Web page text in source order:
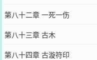
第八十二章 一死一伤
第八十三章 古木
第八十四章 古漩符印